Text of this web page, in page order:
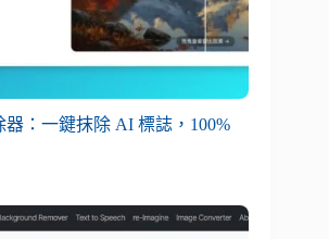
器：一鍵抹除 AI 標誌，100%